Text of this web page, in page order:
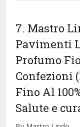
7. Mastro
Pavimenti
Profumo
Confezioni
Fino Al
Salute e